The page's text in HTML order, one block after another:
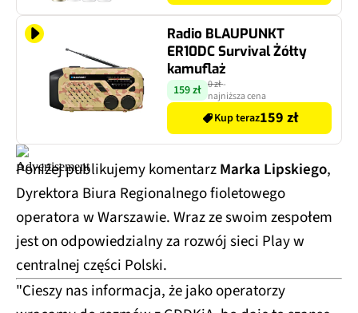
Radio BLAUPUNKT
ER10DC Survival Żółty
kamuflaż
159 zł 0 zł-
najniższa cena
Kup teraz159 zł
Poniżej publikujemy komentarzMarka Lipskiego,
Dyrektora Biura Regionalnego fioletowego
operatora w Warszawie. Wraz ze swoim zespołem
jest on odpowiedzialny za rozwój sieci Play w
centralnej części Polski.
"Cieszy nas informacja, że jako operatorzy